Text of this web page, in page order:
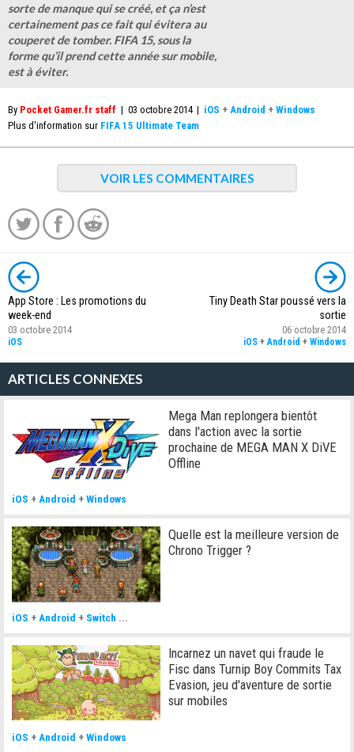
sorte de manque qui se créé, et ça n’est
certainement pas ce fait qui évitera au
couperet de tomber. FIFA 15, sous la
forme qu’il prend cette année sur mobile,
est à éviter.
By Pocket Gamer.fr staff | 03 octobre 2014 | iOS + Android +Windows
Plus d'information sur FIFA 15 Ultimate Team
VOIR LES COMMENTAIRES
App Store : Les promotions du
week-end
03 octobre 2014
iOS
Tiny Death Star poussé vers la
sortie
06 octobre 2014
iOS +Android + Windows
ARTICLES CONNEXES
Mega Man replongera bientôt
dans l'action avec la sortie
prochaine de MEGA MAN X DiVE
Offline
iOS +Android +Windows
Quelle est la meilleure version de
Chrono Trigger ?
iOS +Android + Switch ...
Incarnez un navet qui fraude le
Fisc dans Turnip Boy Commits Tax
Evasion, jeu d'aventure de sortie
sur mobiles
iOS + Android +Windows